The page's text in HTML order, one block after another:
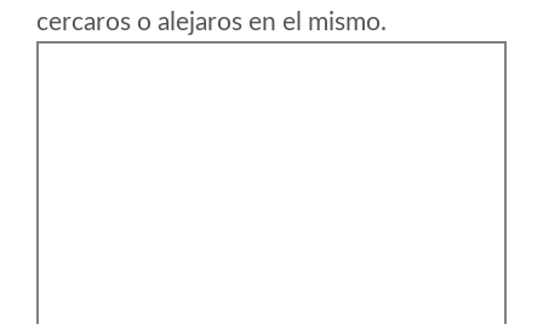
cercaros o alejaros en el mismo.